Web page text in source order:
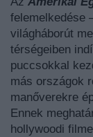
felemelkedése
világháborút
térségeiben
puccsokkal
más országok
manőverekre
Ennek
hollywoodi